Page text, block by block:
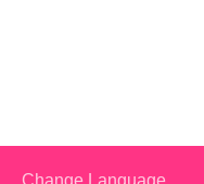
Change Language